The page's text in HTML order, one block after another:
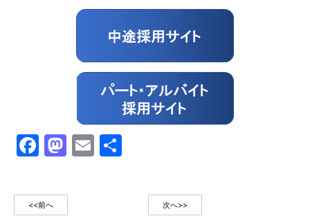
Facebook
Mastodon
Email
<<前へ 次へ>>